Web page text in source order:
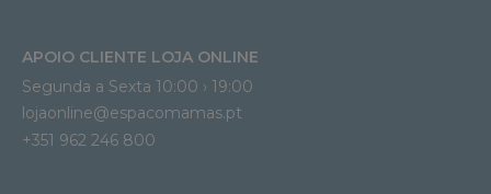
APOIO CLIENTE LOJA ONLINE
Segunda a Sexta 10:00 › 19:00
lojaonline@espacomamas.pt
+351 962 246 800